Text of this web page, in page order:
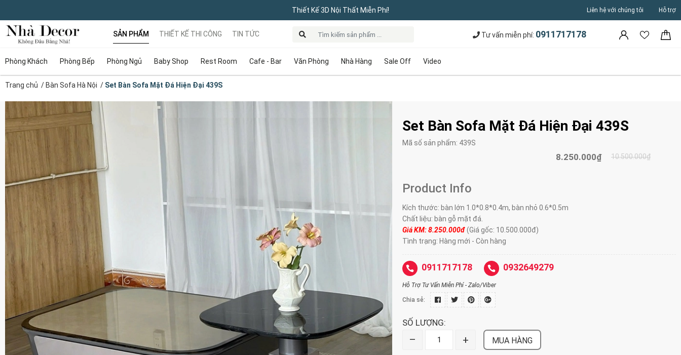
Thiết Kế 3D Nội Thất Miễn Phí! Liên hệ với chúng tôi Hỗ trợ
SẢN PHẨM
Phòng Khách Phòng Bếp Phòng Ngủ Baby Shop Rest Room Cafe - Bar Văn Phòng Nhà Hàng Sale Off Video
THIẾT KẾ THI CÔNG TIN TỨC Tư vấn miễn phí: 0911717178
Trang chủ / Bàn Sofa Hà Nội / Set Bàn Sofa Mặt Đá Hiện Đại 439S
Set Bàn Sofa Mặt Đá Hiện Đại 439S
Mã số sản phẩm: 439S
8.250.000₫ 10.500.000₫
Product Info
Kích thước: bàn lớn 1.0*0.8*0.4m, bàn nhỏ 0.6*0.5m
Chất liệu: bàn gỗ mặt đá.
Giá KM: 8.250.000đ(Giá gốc: 10.500.000đ)
Tình trạng: Hàng mới - Còn hàng
0911717178 0932649279
Hỗ Trợ Tư Vấn Miễn Phí - Zalo/Viber
Chia sẻ:
SỐ LƯỢNG:
– + MUA HÀNG